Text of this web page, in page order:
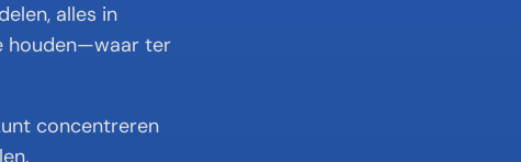
alles in
houden—waar ter
concentreren